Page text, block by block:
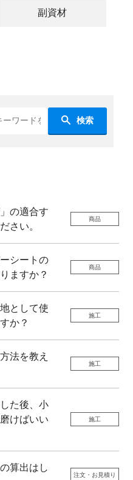
副資材
検索
の適合す
さい。
商品
シートの
ますか？
商品
として使
か？
施工
法を教え
施工
た後、小
けばいい
施工
算出はし
注文・お見積り